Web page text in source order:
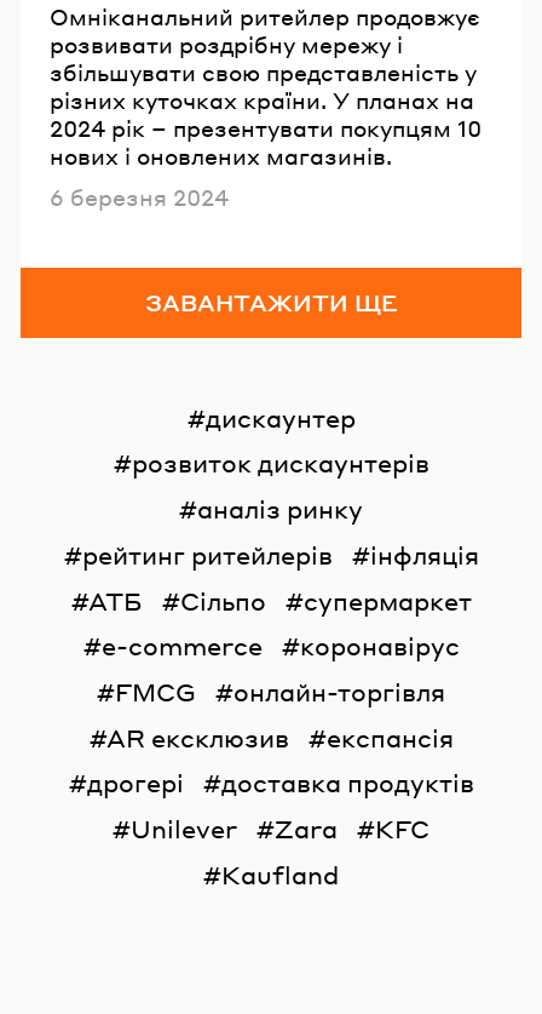
Омніканальний ритейлер продовжує
розвивати роздрібну мережу і
збільшувати свою представленість у
різних куточках країни. У планах на
2024 рік – презентувати покупцям 10
нових і оновлених магазинів.
Опубліковано
6 березня 2024
ЗАВАНТАЖИТИ ЩЕ
дискаунтер
розвиток дискаунтерів
аналіз ринку
рейтинг ритейлерів
інфляція
АТБ
Сільпо
супермаркет
e-commerce
коронавірус
FMCG
онлайн-торгівля
AR ексклюзив
експансія
дрогері
доставка продуктів
Unilever
Zara
KFC
Kaufland